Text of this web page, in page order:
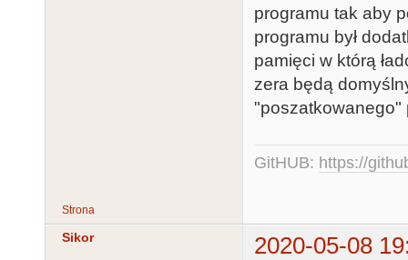
programu tak aby
programu był
pamięci w którą
zera będą
"poszatkowanego"
GitHUB: https://
Strona
Sikor 2020-05-08